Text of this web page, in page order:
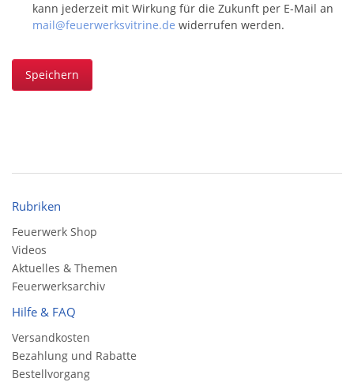
kann jederzeit mit Wirkung für die Zukunft per E-Mail an
mail@feuerwerksvitrine.de widerrufen werden.
Speichern
Rubriken
Feuerwerk Shop
Videos
Aktuelles & Themen
Feuerwerksarchiv
Hilfe & FAQ
Versandkosten
Bezahlung und Rabatte
Bestellvorgang